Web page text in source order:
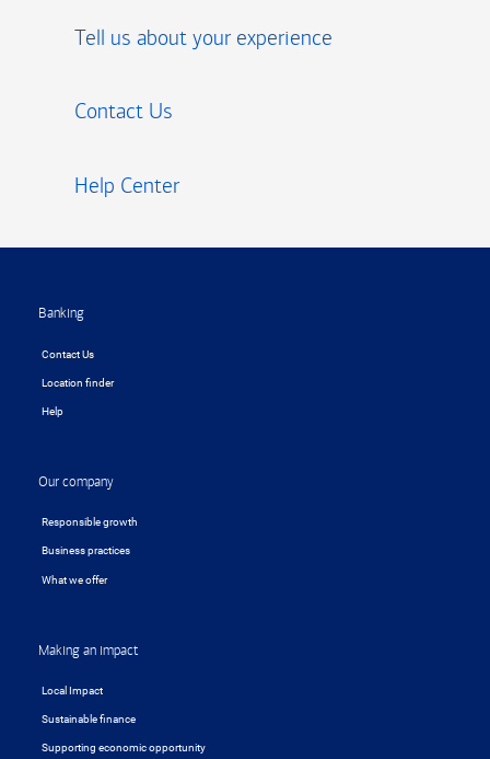
Tell us about your experience
Contact Us
Help Center
Banking
Contact Us
Location finder
Help
Our company
Responsible growth
Business practices
What we offer
Making an impact
Local Impact
Sustainable finance
Supporting economic opportunity